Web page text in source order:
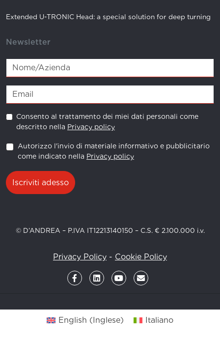
Extended U-TRONIC Head: a special solution for deep turning
Newsletter
Consento al trattamento dei miei dati personali come
descritto nella Privacy policy
Autorizzo l'invio di materiale informativo e pubblicitario
come indicato nella Privacy policy
Iscriviti adesso
© D’ANDREA – P.IVA IT12213140150 – C.S. € 2.100.000 i.v.
Privacy Policy - Cookie Policy
English (Inglese) Italiano